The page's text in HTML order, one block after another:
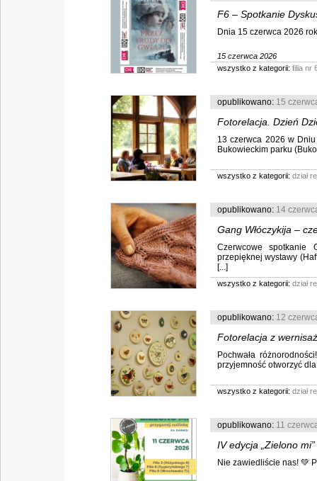
F6 – Spotkanie
Dnia 15 czerwca 2026
15 czerwca 2026
wszystko z kategorii: filia nr
opublikowano: 15
Fotorelacja. Dzień
13 czerwca 2026 w
Bukowieckim parku
wszystko z kategorii: dział
opublikowano: 14
Gang Włóczykija –
Czerwcowe spotkanie
przepięknej wystawy
[...]
wszystko z kategorii: dział
opublikowano: 12
Fotorelacja z
Pochwała
przyjemność otworzyć
wszystko z kategorii: dział
opublikowano: 11
IV edycja „Zielono
Nie zawiedliście nas! 💚